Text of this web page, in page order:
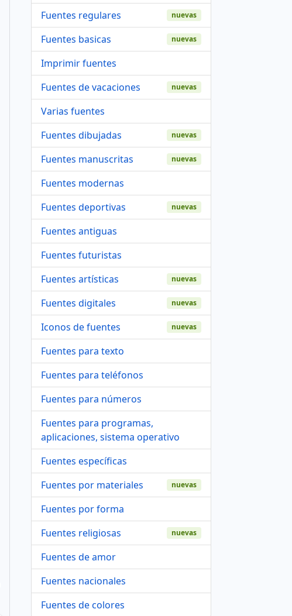
Fuentes regulares
nuevas
Fuentes basicas nuevas
Imprimir fuentes
Fuentes de vacaciones
nuevas
Varias fuentes
Fuentes dibujadas
nuevas
Fuentes manuscritas nuevas
Fuentes modernas
Fuentes deportivas
nuevas
Fuentes antiguas
Fuentes futuristas
Fuentes artísticas
nuevas
Fuentes digitales nuevas
Iconos de fuentes nuevas
Fuentes para texto
Fuentes para teléfonos
Fuentes para números
Fuentes para programas,
aplicaciones, sistema operativo
Fuentes específicas
Fuentes por materiales
nuevas
Fuentes por forma
Fuentes religiosas
nuevas
Fuentes de amor
Fuentes nacionales
Fuentes de colores